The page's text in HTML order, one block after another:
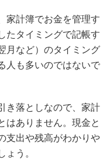
家計簿でお金を管理す
たタイミングで記帳す
月など）のタイミング
人も多いのではないで
き落としなので、家計
はありません。現金と
支出や残高がわかりや
ょう。